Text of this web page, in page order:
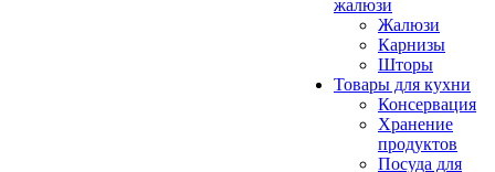
жалюзи
Жалюзи
Карнизы
Шторы
Товары для кухни
Консервация
Хранение
продуктов
Посуда для